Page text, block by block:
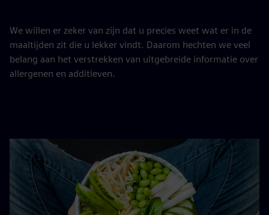
We willen er zeker van zijn dat u precies weet wat er in de
maaltijden zit die u lekker vindt. Daarom hechten we veel
belang aan het verstrekken van uitgebreide informatie over
allergenen en additieven.